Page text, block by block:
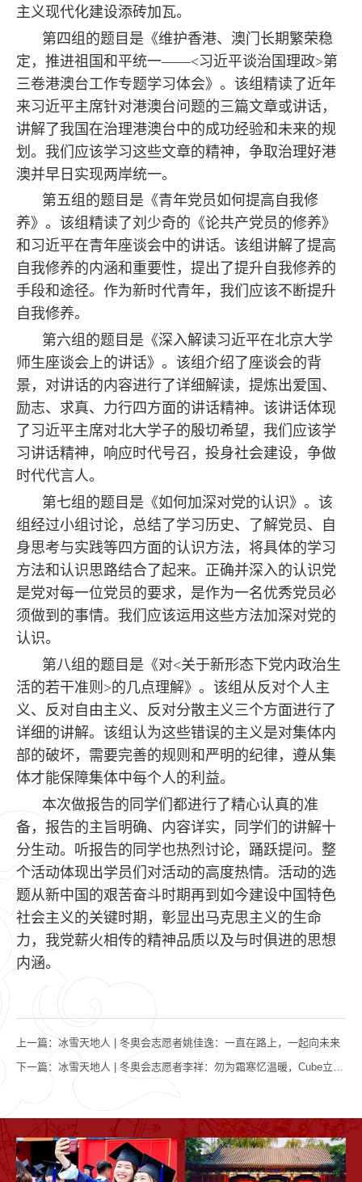
主义现代化建设添砖加瓦。
第四组的题目是《维护香港、澳门长期繁荣稳
定，推进祖国和平统一——<习近平谈治国理政>第
三卷港澳台工作专题学习体会》。该组精读了近年
来习近平主席针对港澳台问题的三篇文章或讲话，
讲解了我国在治理港澳台中的成功经验和未来的规
划。我们应该学习这些文章的精神，争取治理好港
澳并早日实现两岸统一。
第五组的题目是《青年党员如何提高自我修
养》。该组精读了刘少奇的《论共产党员的修养》
和习近平在青年座谈会中的讲话。该组讲解了提高
自我修养的内涵和重要性，提出了提升自我修养的
手段和途径。作为新时代青年，我们应该不断提升
自我修养。
第六组的题目是《深入解读习近平在北京大学
师生座谈会上的讲话》。该组介绍了座谈会的背
景，对讲话的内容进行了详细解读，提炼出爱国、
励志、求真、力行四方面的讲话精神。该讲话体现
了习近平主席对北大学子的殷切希望，我们应该学
习讲话精神，响应时代号召，投身社会建设，争做
时代代言人。
第七组的题目是《如何加深对党的认识》。该
组经过小组讨论，总结了学习历史、了解党员、自
身思考与实践等四方面的认识方法，将具体的学习
方法和认识思路结合了起来。正确并深入的认识党
是党对每一位党员的要求，是作为一名优秀党员必
须做到的事情。我们应该运用这些方法加深对党的
认识。
第八组的题目是《对<关于新形态下党内政治生
活的若干准则>的几点理解》。该组从反对个人主
义、反对自由主义、反对分散主义三个方面进行了
详细的讲解。该组认为这些错误的主义是对集体内
部的破坏，需要完善的规则和严明的纪律，遵从集
体才能保障集体中每个人的利益。
本次做报告的同学们都进行了精心认真的准
备，报告的主旨明确、内容详实，同学们的讲解十
分生动。听报告的同学也热烈讨论，踊跃提问。整
个活动体现出学员们对活动的高度热情。活动的选
题从新中国的艰苦奋斗时期再到如今建设中国特色
社会主义的关键时期，彰显出马克思主义的生命
力，我党薪火相传的精神品质以及与时俱进的思想
内涵。
上一篇： 冰雪天地人 | 冬奥会志愿者姚佳逸：一直在路上，一起向未来
下一篇： 冰雪天地人 | 冬奥会志愿者李祥：勿为霜寒忆温暖，Cube立雪彼何人